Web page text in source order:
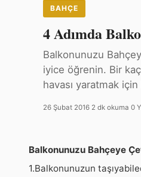
BAHÇE
4 Adımda
Balkonunuzu
iyice öğrenin. Bir
havası yaratmak
26 Şubat 2016 2 dk okuma 0
Balkonunuzu Bahçeye
1.Balkonunuzun